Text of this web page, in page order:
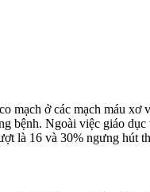
mạch ở các mạch máu xơ
bệnh. Ngoài việc giáo
là 16 và 30% ngưng hút